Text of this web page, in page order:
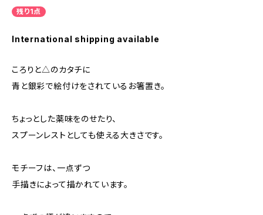
残り1点
International shipping available
ころりと△のカタチに
青と銀彩で絵付けをされているお箸置き。
ちょっとした薬味をのせたり、
スプーンレストとしても使える大きさです。
モチーフは、一点ずつ
手描きによって描かれています。